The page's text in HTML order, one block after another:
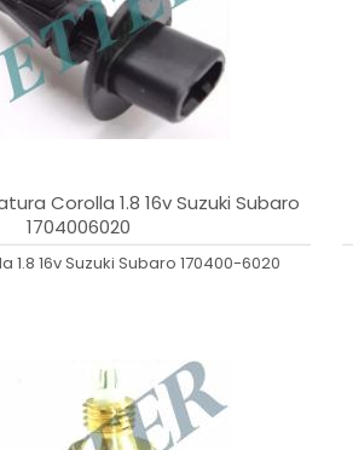
Corolla 1.8 16v Suzuki Subaro
1704006020
1.8 16v Suzuki Subaro 170400-6020